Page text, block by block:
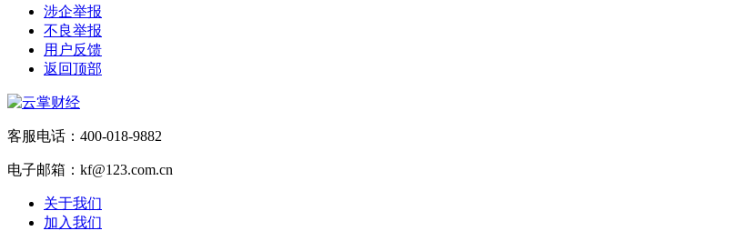
涉企举报
不良举报
用户反馈
返回顶部
客服电话：400-018-9882
电子邮箱：kf@123.com.cn
关于我们
加入我们